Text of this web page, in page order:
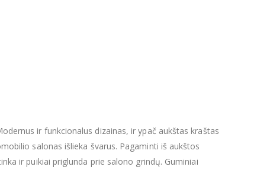
ir funkcionalus dizainas, ir ypač aukštas kraštas
salonas išlieka švarus. Pagaminti iš aukštos
ir puikiai priglunda prie salono grindų. Guminiai